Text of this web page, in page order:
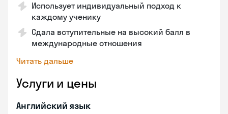
Использует индивидуальный подход к
каждому ученику
Сдала вступительные на высокий балл в
международные отношения
Читать дальше
Услуги и цены
Английский язык